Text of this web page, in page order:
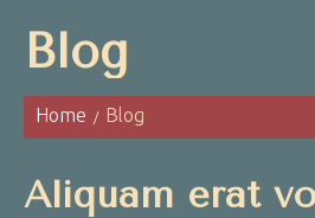
Blog
Home Blog
Aliquam erat